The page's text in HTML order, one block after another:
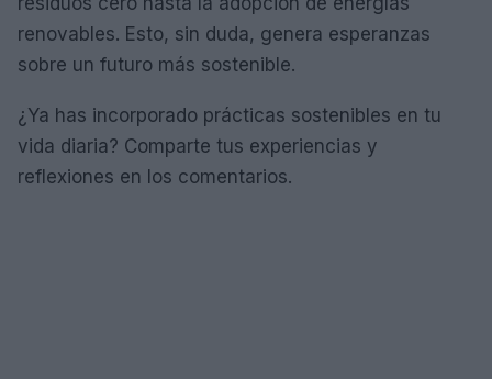
renovables. Esto, sin duda, genera esperanzas
sobre un futuro más sostenible.
¿Ya has incorporado prácticas sostenibles en tu
vida diaria? Comparte tus experiencias y
reflexiones en los comentarios.